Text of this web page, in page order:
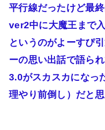
平行線だったけど最
ver2中に大魔王まで
というのがよーすぴ
ーの思い出話で語ら
3.0がスカスカになっ
理やり前倒し）だと